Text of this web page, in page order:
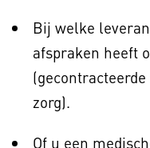
Bij welke
afspraken heeft
zorg).
Of u een